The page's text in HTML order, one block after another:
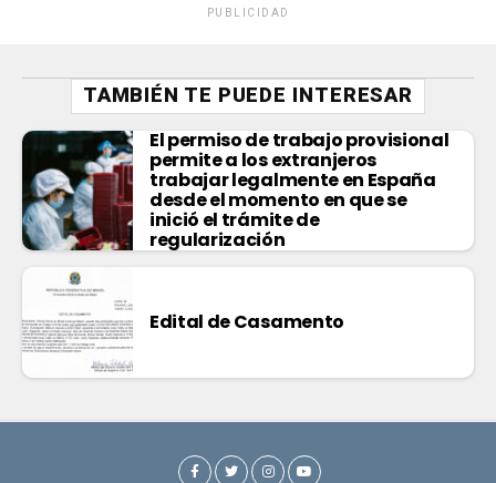
PUBLICIDAD
TAMBIÉN TE PUEDE INTERESAR
El permiso de trabajo provisional
permite a los extranjeros
trabajar legalmente en España
desde el momento en que se
inició el trámite de
regularización
Edital de Casamento